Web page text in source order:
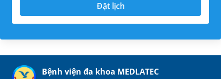
Đặt lịch
Bệnh viện đa khoa MEDLATEC